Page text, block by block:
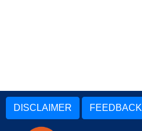
DISCLAIMER FEEDBACK